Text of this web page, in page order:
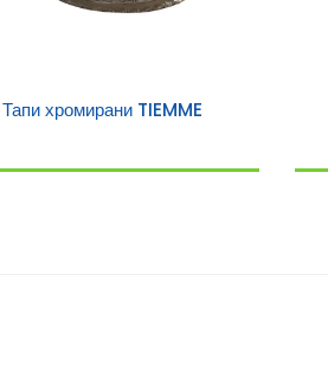
Тапи хромирани TIEMME